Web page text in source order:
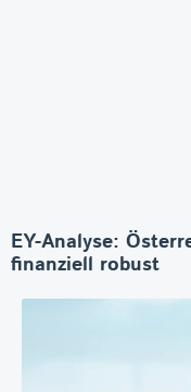
EY-Analyse:
finanziell robust